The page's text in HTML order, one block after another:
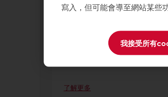
源自於義大利Lombard，當地人將
成拖鞋外型。酥脆外皮、開放的組
有彈性的口感，經典並深受全球喜
了解更多
寫入，但可能會導至網站某些
我接受所有